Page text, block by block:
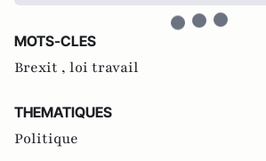
MOTS-CLES
Brexit , loi travail
THEMATIQUES
Politique